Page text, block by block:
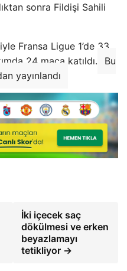
sonra Fildişi Sahili
Fransa Ligue 1’de 33
24 maça katıldı.
Bu
yayınlandı
İki içecek saç
dökülmesi ve erken
beyazlamayı
tetikliyor →